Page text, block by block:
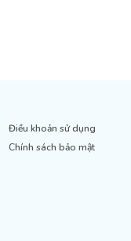
Điều khoản sử dụng
Chính sách bảo mật